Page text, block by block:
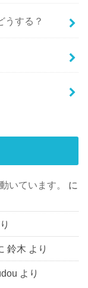
うする？
いています。
に
鈴木 より
より